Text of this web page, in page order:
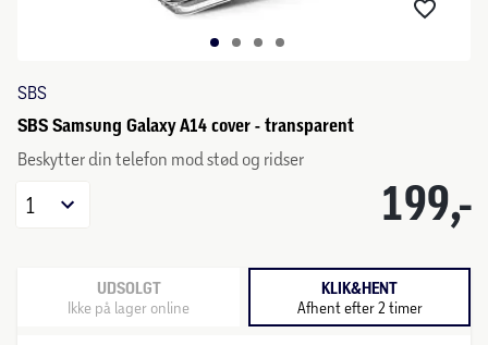
SBS
SBS Samsung Galaxy A14 cover - transparent
Beskytter din telefon mod stød og ridser
199,-
1
UDSOLGT
Ikke på lager online
KLIK&HENT
Afhent efter 2 timer